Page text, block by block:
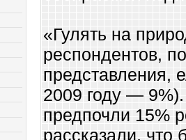
«Гулять на
респондентов,
представления,
2009 году —
предпочли 15%
рассказали, что